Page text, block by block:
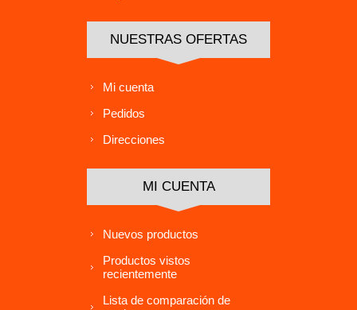
NUESTRAS OFERTAS
Mi cuenta
Pedidos
Direcciones
MI CUENTA
Nuevos productos
Productos vistos
recientemente
Lista de comparación de